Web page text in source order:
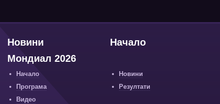
Начало
Новини
Мондиал 2026
Начало
Новини
Програма
Резултати
Видео